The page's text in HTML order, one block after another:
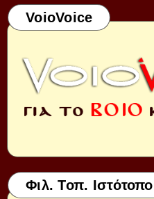
VoioVoice
Φιλ. Τοπ.